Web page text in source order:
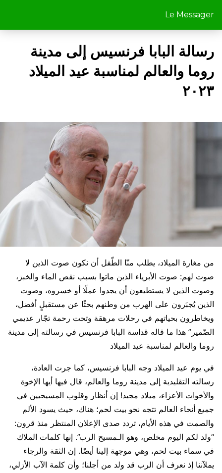
Le Messager
رسالة البابا فرنسيس إلى مدينة
روما والعالم لمناسبة عيد الميلاد
٢٠٢٣
من مغارة الميلاد، يطلب منّا الطّفل أن نكون صوت الذين لا
صوت لهم: صوت الأبرياء الذين ماتوا بسبب نقص الماء والخبز،
وصوت الذين لا يستطيعون أن يجدوا عملًا أو خسروه، وصوت
الذين يُجبَرون على الهرب من وطنهم بحثًا عن مستقبلٍ أفضل،
ويخاطرون بحياتهم في رحلات مرهقة وتحت رحمة تجّار عديمي
الضّمير” هذا ما قاله قداسة البابا فرنسيس في رسالته إلى مدينة
روما والعالم لمناسبة عيد الميلاد
في يوم عيد الميلاد وجه البابا فرنسيس، كما جرت العادة،
رسالته التقليدية إلى مدينة روما والعالم، قال فيها أيها الإخوة
والأخوات الأعزاء، ميلاد مجيد! إن أنظار وقلوب المسيحيين في
جميع أنحاء العالم تتجه نحو بيت لحم؛ هناك، حيث يسود الألم
والصمت في هذه الأيام، تردد صدى الإعلان المنتظر منذ قرون:
“ولد لكم اليوم مخلص، وهو الـمسيح الرب”. إنها كلمات الملاك
في سماء بيت لحم، وهي موجهة إلينا أيضًا. إن الثقة والرجاء
يملآننا إذ نعرف أن الرب قد ولد من أجلنا؛ وأن كلمة الآب الأزلي،